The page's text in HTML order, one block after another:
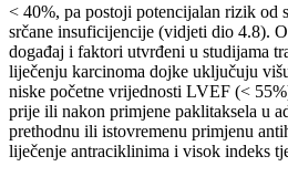
< 40%, pa postoji potencijalan rizik od
srčane insuficijencije (vidjeti dio 4.8).
događaj i faktori utvrđeni u studijama
liječenju karcinoma dojke uključuju
niske početne vrijednosti LVEF (<
prije ili nakon primjene paklitaksela u
prethodnu ili istovremenu primjenu
liječenje antraciklinima i visok indeks